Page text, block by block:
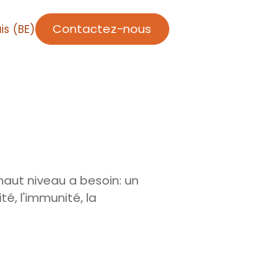
(BE) Contactez-nous
niveau a besoin: un
l'immunité, la